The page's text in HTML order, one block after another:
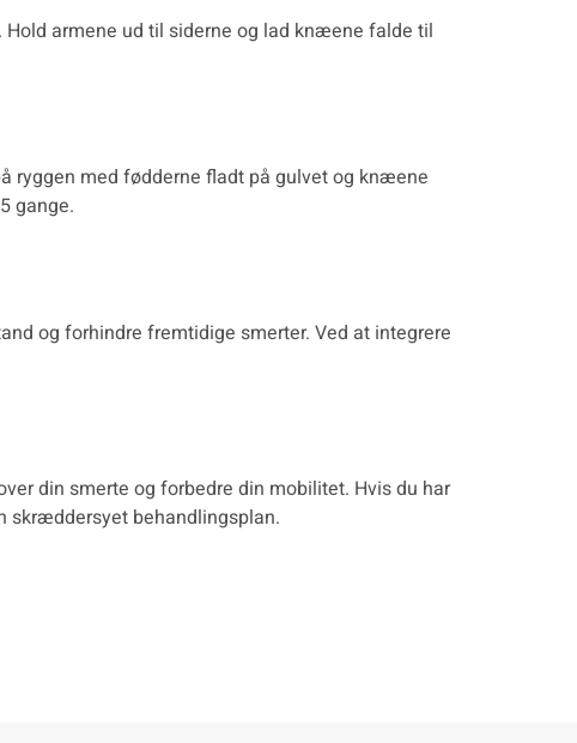
armene ud til siderne og lad knæene falde til
ryggen med fødderne fladt på gulvet og knæene
gange.
og forhindre fremtidige smerter. Ved at integrere
din smerte og forbedre din mobilitet. Hvis du har
skræddersyet behandlingsplan.